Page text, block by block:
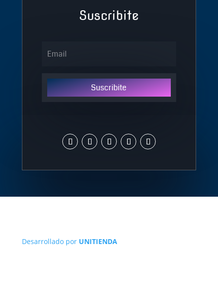
Suscribite
Suscribite
Desarrollado por UNITIENDA